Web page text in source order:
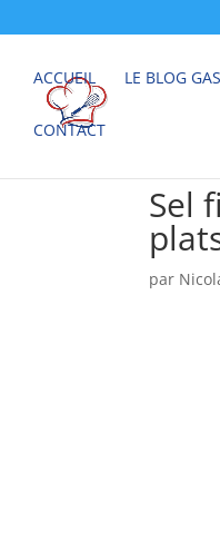
ACCUEIL LE BLOG
CONTACT
Sel
par